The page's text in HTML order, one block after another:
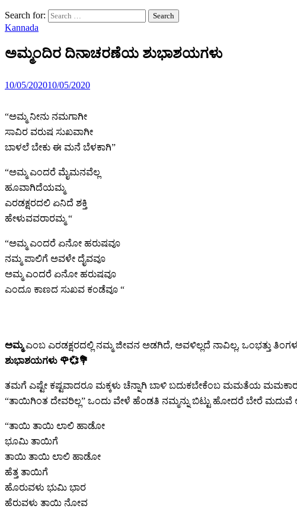
Search for:
Kannada
ಅಮ್ಮಂದಿರ ದಿನಾಚರಣೆಯ ಶುಭಾಶಯಗಳು
10/05/202010/05/2020
“ಅಮ್ಮ ನೀನು ನಮಗಾಗೀ
ಸಾವಿರ ವರುಷ ಸುಖವಾಗೀ
ಬಾಳಲೆ ಬೇಕು ಈ ಮನೆ ಬೆಳಕಾಗಿ”
“ಅಮ್ಮ ಎಂದರೆ ಮೈಮನವೆಲ್ಲ
ಹೂವಾಗಿದೆಯಮ್ಮ
ಎರಡಕ್ಷರದಲಿ ಏನಿದೆ ಶಕ್ತಿ
ಹೇಳುವವರಾರಮ್ಮ “
“ಅಮ್ಮ ಎಂದರೆ ಏನೋ ಹರುಷವೂ
ನಮ್ಮ ಪಾಲಿಗೆ ಅವಳೇ ದೈವವೂ
ಅಮ್ಮ ಎಂದರೆ ಏನೋ ಹರುಷವೂ
ಎಂದೂ ಕಾಣದ ಸುಖವ ಕಂಡೆವೂ “
ಅಮ್ಮಎಂಬ ಎರಡಕ್ಷರದಲ್ಲಿ ನಮ್ಮ ಜೀವನ ಅಡಗಿದೆ, ಅವಳಿಲ್ಲದೆ ನಾವಿಲ್ಲ, ಒಂಭತ್ತು
ಶುಭಾಶಯಗಳು 🌹💞💐
ತಮಗೆ ಎಷ್ಟೇ ಕಷ್ಟವಾದರೂ ಮಕ್ಕಳು ಚೆನ್ನಾಗಿ ಬಾಳಿ ಬದುಕಬೇಕೆಂಬ ಮಮತೆಯ
“ತಾಯಿಗಿಂತ ದೇವರಿಲ್ಲ” ಒಂದು ವೇಳೆ ಹೆಂಡತಿ ನಮ್ಮನ್ನು ಬಿಟ್ಟು ಹೋದರೆ ಬೇರೆ
“ತಾಯಿ ತಾಯಿ ಲಾಲಿ ಹಾಡೋ
ಭೂಮಿ ತಾಯಿಗೆ
ತಾಯಿ ತಾಯಿ ಲಾಲಿ ಹಾಡೋ
ಹೆತ್ತ ತಾಯಿಗೆ
ಹೊರುವಳು ಭುಮಿ ಭಾರ
ಹೆರುವಳು ತಾಯಿ ನೋವ